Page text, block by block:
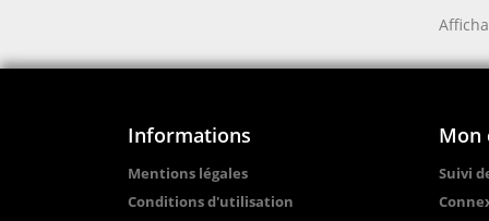
Informations
Mentions légales
Conditions d'utilisation
Mon
Suivi